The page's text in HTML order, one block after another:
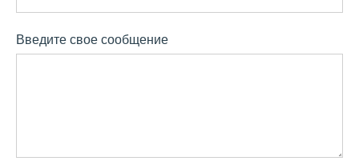
Введите свое сообщение